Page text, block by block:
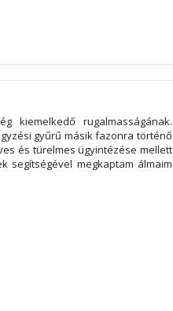
kiemelkedő rugalmasságának.
gyűrű másik fazonra történő
és türelmes ügyintézése mellett
segítségével megkaptam álmaim